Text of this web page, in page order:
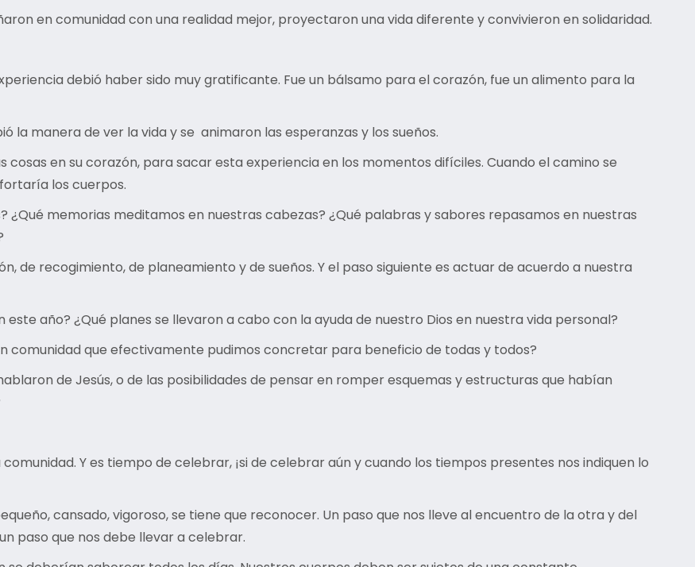
en comunidad con una realidad mejor, proyectaron una vida diferente y convivieron en solidaridad.
debió haber sido muy gratificante. Fue un bálsamo para el corazón, fue un alimento para la
la manera de ver la vida y se animaron las esperanzas y los sueños.
en su corazón, para sacar esta experiencia en los momentos difíciles. Cuando el camino se
los cuerpos.
¿Qué memorias meditamos en nuestras cabezas? ¿Qué palabras y sabores repasamos en nuestras
de recogimiento, de planeamiento y de sueños. Y el paso siguiente es actuar de acuerdo a nuestra
año? ¿Qué planes se llevaron a cabo con la ayuda de nuestro Dios en nuestra vida personal?
comunidad que efectivamente pudimos concretar para beneficio de todas y todos?
de Jesús, o de las posibilidades de pensar en romper esquemas y estructuras que habían
Y es tiempo de celebrar, ¡si de celebrar aún y cuando los tiempos presentes nos indiquen lo
cansado, vigoroso, se tiene que reconocer. Un paso que nos lleve al encuentro de la otra y del
paso que nos debe llevar a celebrar.